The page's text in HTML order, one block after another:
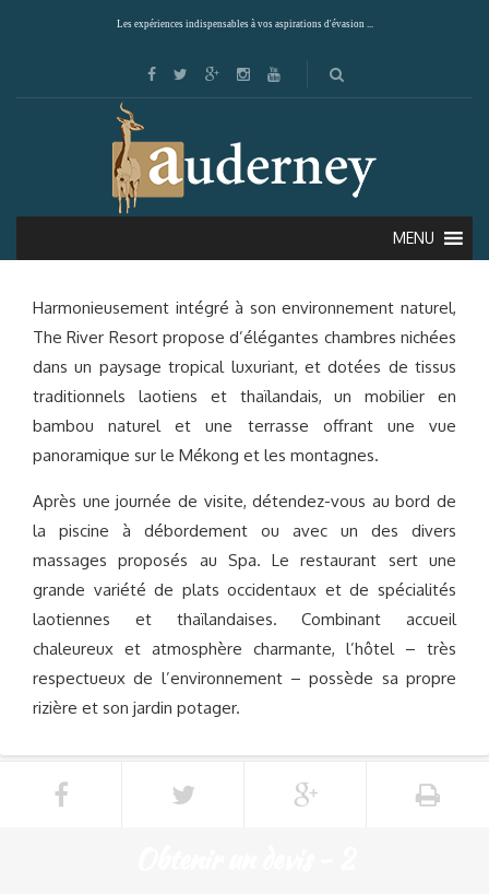
Les expériences indispensables à vos aspirations d'évasion ...
MENU
THE RIVER RESORT (CHAMPASSAK)
Harmonieusement intégré à son environnement naturel,
The River Resort propose d’élégantes chambres nichées
dans un paysage tropical luxuriant, et dotées de tissus
traditionnels laotiens et thaïlandais, un mobilier en
bambou naturel et une terrasse offrant une vue
panoramique sur le Mékong et les montagnes.
Après une journée de visite, détendez-vous au bord de
la piscine à débordement ou avec un des divers
massages proposés au Spa. Le restaurant sert une
grande variété de plats occidentaux et de spécialités
laotiennes et thaïlandaises. Combinant accueil
chaleureux et atmosphère charmante, l’hôtel – très
respectueux de l’environnement – possède sa propre
rizière et son jardin potager.